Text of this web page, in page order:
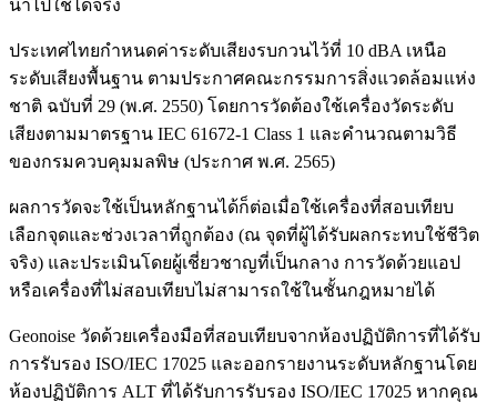
นำไปใช้ได้จริง
ประเทศไทยกำหนดค่าระดับเสียงรบกวนไว้ที่ 10 dBA เหนือ
ระดับเสียงพื้นฐาน ตามประกาศคณะกรรมการสิ่งแวดล้อมแห่ง
ชาติ ฉบับที่ 29 (พ.ศ. 2550) โดยการวัดต้องใช้เครื่องวัดระดับ
เสียงตามมาตรฐาน IEC 61672-1 Class 1 และคำนวณตามวิธี
ของกรมควบคุมมลพิษ (ประกาศ พ.ศ. 2565)
ผลการวัดจะใช้เป็นหลักฐานได้ก็ต่อเมื่อใช้เครื่องที่สอบเทียบ
เลือกจุดและช่วงเวลาที่ถูกต้อง (ณ จุดที่ผู้ได้รับผลกระทบใช้ชีวิต
จริง) และประเมินโดยผู้เชี่ยวชาญที่เป็นกลาง การวัดด้วยแอป
หรือเครื่องที่ไม่สอบเทียบไม่สามารถใช้ในชั้นกฎหมายได้
Geonoise วัดด้วยเครื่องมือที่สอบเทียบจากห้องปฏิบัติการที่ได้รับ
การรับรอง ISO/IEC 17025 และออกรายงานระดับหลักฐานโดย
ห้องปฏิบัติการ ALT ที่ได้รับการรับรอง ISO/IEC 17025 หากคุณ